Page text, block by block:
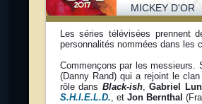
MICKEY D'OR
Les séries télévisées
personnalités nommées dans les
Commençons par les
(Danny Rand) qui a rejoint le
rôle dans Black-ish,Gabriel
S.H.I.E.L.D., et Jon Bernthal